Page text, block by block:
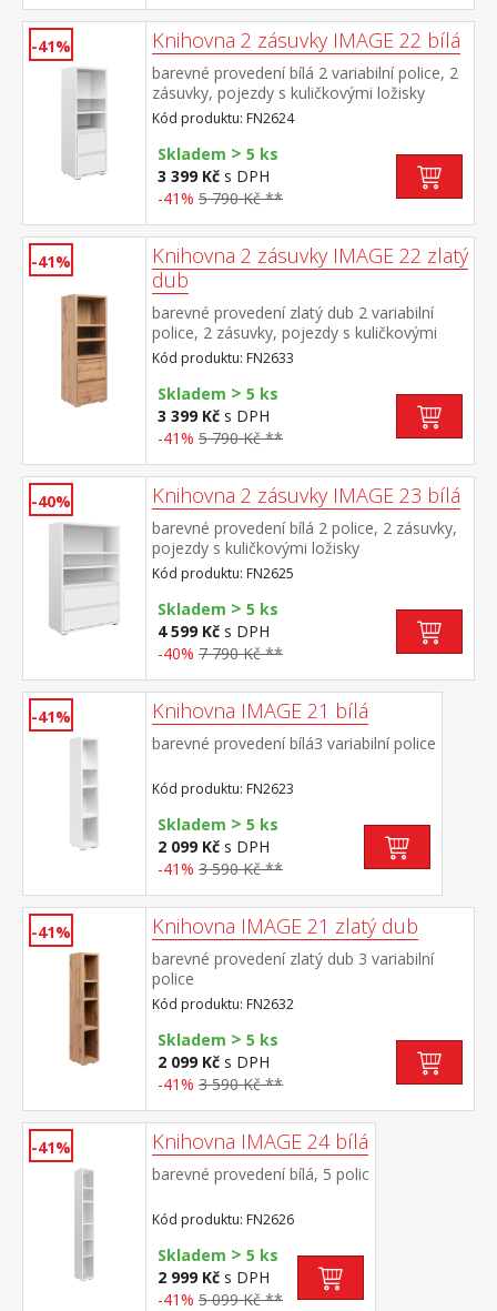
-41% Knihovna 2 zásuvky IMAGE 22 bílá
barevné provedení bílá 2 variabilní police, 2
zásuvky, pojezdy s kuličkovými ložisky
Kód produktu: FN2624
Skladem > 5 ks
3 399 Kč s DPH
-41% 5 790 Kč **
-41%
Knihovna 2 zásuvky IMAGE 22 zlatý
dub
barevné provedení zlatý dub 2 variabilní
police, 2 zásuvky, pojezdy s kuličkovými
ložisky
Kód produktu: FN2633
Skladem > 5 ks
3 399 Kč s DPH
-41% 5 790 Kč **
-40% Knihovna 2 zásuvky IMAGE 23 bílá
barevné provedení bílá 2 police, 2 zásuvky,
pojezdy s kuličkovými ložisky
Kód produktu: FN2625
Skladem > 5 ks
4 599 Kč s DPH
-40% 7 790 Kč **
-41% Knihovna IMAGE 21 bílá
barevné provedení bílá3 variabilní police
Kód produktu: FN2623
Skladem > 5 ks
2 099 Kč s DPH
-41% 3 590 Kč **
-41% Knihovna IMAGE 21 zlatý dub
barevné provedení zlatý dub 3 variabilní
police
Kód produktu: FN2632
Skladem > 5 ks
2 099 Kč s DPH
-41% 3 590 Kč **
-41% Knihovna IMAGE 24 bílá
barevné provedení bílá, 5 polic
Kód produktu: FN2626
Skladem > 5 ks
2 999 Kč s DPH
-41% 5 099 Kč **